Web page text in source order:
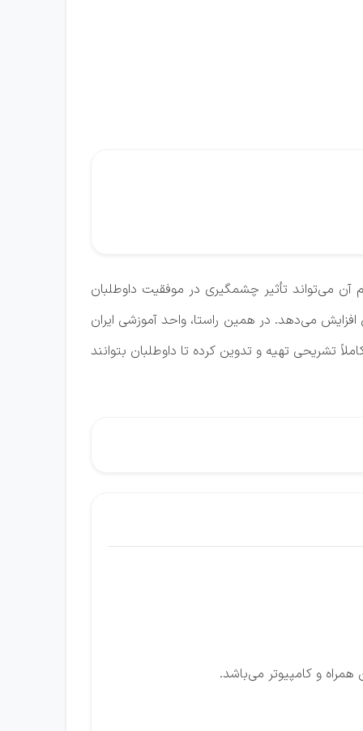
می‌تواند تأثیر چشمگیری در موفقیت داوطلبان
می‌دهد. در همین راستا، واحد آموزشی ایران
تشریحی تهیه و تدوین کرده تا داوطلبان بتوانند
و کامپیوتر می‌باشد.